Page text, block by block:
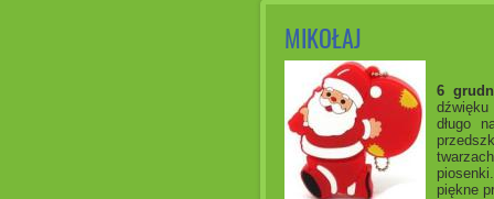
MIKOŁAJ
6
dźwięku
długo
piękne